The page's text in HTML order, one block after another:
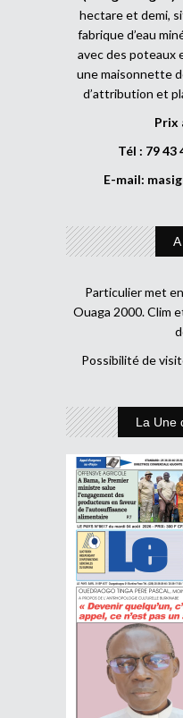
hectare et demi,
fabrique d’eau
avec des poteaux
une maisonnette
d’attribution et
Prix
Tél : 79 43
E-mail:
Particulier met
Ouaga 2000. Clim
Possibilité de
La Une